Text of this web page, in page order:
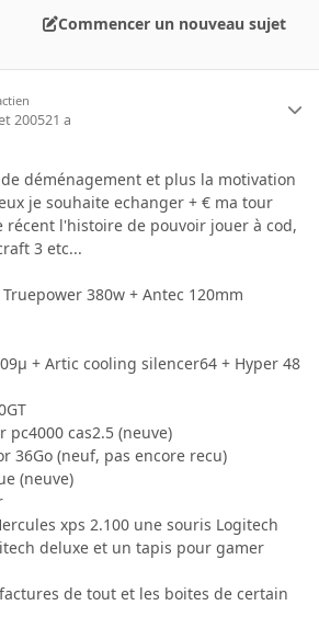
Commencer un nouveau sujet
200521 a
déménagement et plus la motivation
je souhaite echanger + € ma tour
l'histoire de pouvoir jouer à cod,
3 etc...
380w + Antec 120mm
+ Artic cooling silencer64 + Hyper 48
pc4000 cas2.5 (neuve)
36Go (neuf, pas encore recu)
(neuve)
xps 2.100 une souris Logitech
deluxe et un tapis pour gamer
de tout et les boites de certain